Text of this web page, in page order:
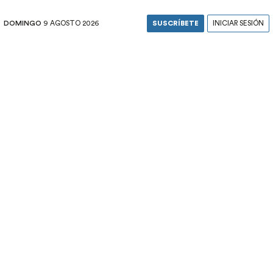
DOMINGO 9 AGOSTO 2026 SUSCRÍBETE INICIAR SESIÓN